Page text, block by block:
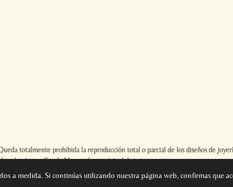
a medida. Si continúas utilizando nuestra página web, confirmas que
totalmente prohibida la reproducción total o parcial de los diseños de
al universo Carola Macramé, es original de esta marca.